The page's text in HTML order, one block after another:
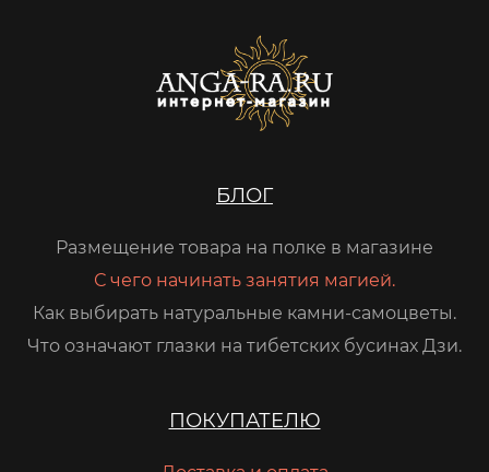
БЛОГ
Размещение товара на полке в магазине
С чего начинать занятия магией.
Как выбирать натуральные камни-самоцветы.
Что означают глазки на тибетских бусинах Дзи.
ПОКУПАТЕЛЮ